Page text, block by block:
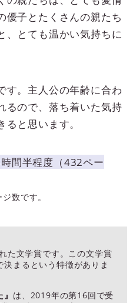
優子とたくさんの親たち
、とても温かい気持ちに
す。主人公の年齢に合わ
るので、落ち着いた気持
と思います。
間半程度（432ペー
数です。
た文学賞です。この文学賞
まるという特徴がありま
は、2019年の第16回で受